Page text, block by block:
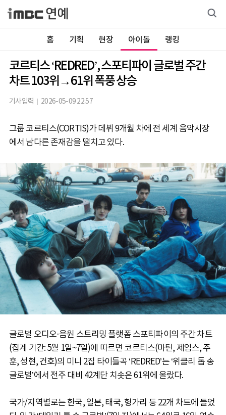
홈 기획 현장 아이돌 랭킹
코르티스 ‘REDRED’, 스포티파이 글로벌 주간
차트 103위→61위 폭풍 상승
기사입력 2026-05-09 22:57
그룹 코르티스(CORTIS)가 데뷔 9개월 차에 전 세계 음악시장
에서 남다른 존재감을 떨치고 있다.
글로벌 오디오·음원 스트리밍 플랫폼 스포티파이의 주간 차트
(집계 기간: 5월 1일~7일)에 따르면 코르티스(마틴, 제임스, 주
훈, 성현, 건호)의 미니 2집 타이틀곡 ‘REDRED’는 ‘위클리 톱 송
글로벌’에서 전주 대비 42계단 치솟은 61위에 올랐다.
국가/지역별로는 한국, 일본, 태국, 헝가리 등 22개 차트에 들었